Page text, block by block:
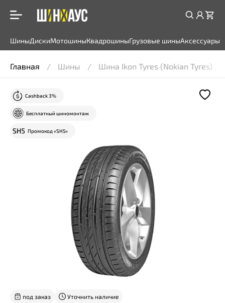
ШиныДискиМотошиныКвадрошиныГрузовые шиныАксессуары
Главная Шины Шина Ikon Tyres (Nokian Tyres)
Cashback 3%
Бесплатный шиномонтаж
Промокод «SH5»
под заказ Уточнить наличие